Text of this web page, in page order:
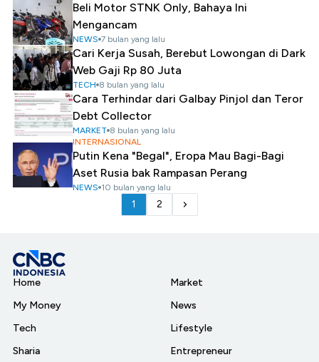
Beli Motor STNK Only, Bahaya Ini
Mengancam
NEWS 7 bulan yang lalu
Cari Kerja Susah, Berebut Lowongan di Dark
Web Gaji Rp 80 Juta
TECH 8 bulan yang lalu
Cara Terhindar dari Galbay Pinjol dan Teror
Debt Collector
MARKET 8 bulan yang lalu
INTERNASIONAL
Putin Kena "Begal", Eropa Mau Bagi-Bagi
Aset Rusia bak Rampasan Perang
NEWS 10 bulan yang lalu
1 2
Home
My Money
Tech
Sharia
Market
News
Lifestyle
Entrepreneur